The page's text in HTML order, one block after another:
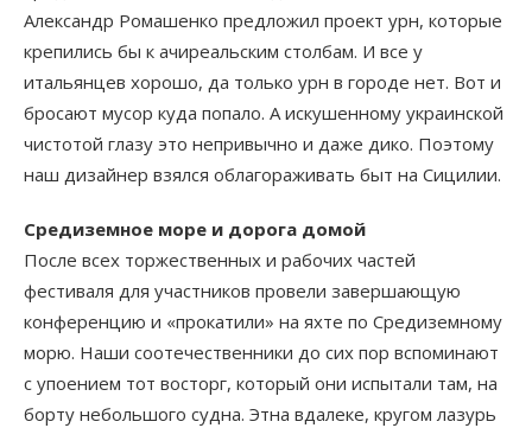
Александр Ромашенко предложил проект урн, которые
крепились бы к ачиреальским столбам. И все у
итальянцев хорошо, да только урн в городе нет. Вот и
бросают мусор куда попало. А искушенному украинской
чистотой глазу это непривычно и даже дико. Поэтому
наш дизайнер взялся облагораживать быт на Сицилии.
Средиземное море и дорога домой
После всех торжественных и рабочих частей
фестиваля для участников провели завершающую
конференцию и «прокатили» на яхте по Средиземному
морю. Наши соотечественники до сих пор вспоминают
с упоением тот восторг, который они испытали там, на
борту небольшого судна. Этна вдалеке, кругом лазурь